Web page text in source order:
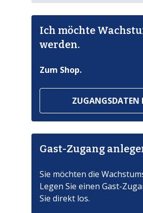
Ich möchte
werden.
Zum Shop.
ZUGANGSDATEN
Gast-Zugang
Sie möchten die
Legen Sie einen Gast-
Sie direkt los.